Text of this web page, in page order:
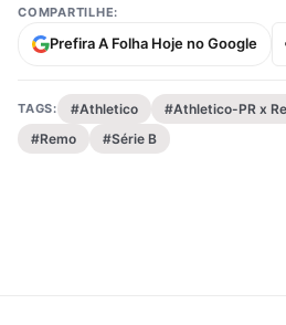
COMPARTILHE:
Prefira A Folha Hoje no Google
TAGS: #Athletico #Athletico-PR x
#Remo
#Série B